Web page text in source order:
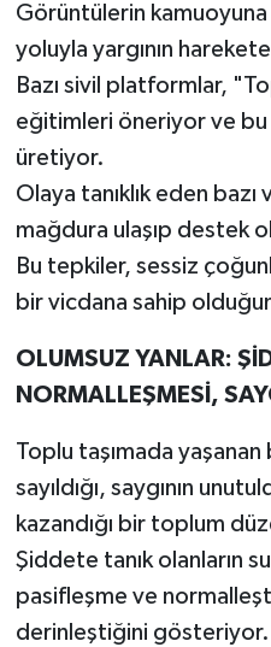
Görüntülerin kamuoyuna
yoluyla yargının
Bazı sivil platformlar,
eğitimleri öneriyor ve bu
üretiyor.
Olaya tanıklık eden
mağdura ulaşıp destek
Bu tepkiler, sessiz
bir vicdana sahip
OLUMSUZ YANLAR:
NORMALLEŞMESİ,
Toplu taşımada yaşanan
sayıldığı, saygının
kazandığı bir toplum
Şiddete tanık olanların
pasifleşme ve
derinleştiğini gösteriyor.